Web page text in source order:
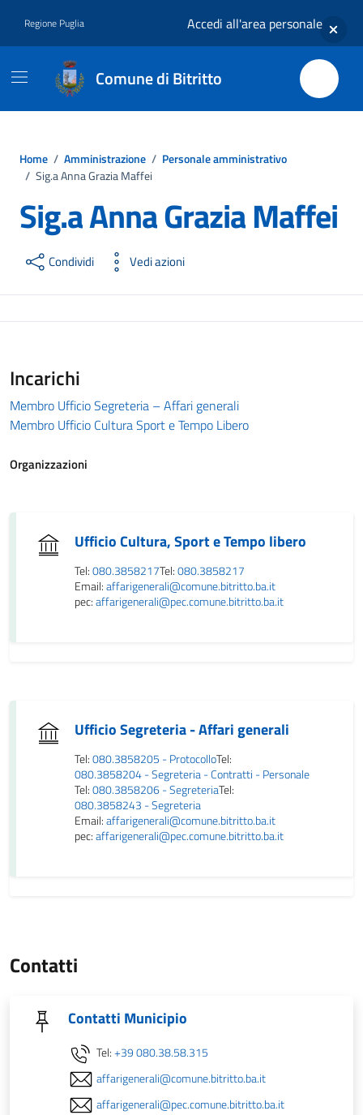
Regione Puglia Accedi all'area personale
Comune di Bitritto
Home / Amministrazione / Personale amministrativo
/ Sig.a Anna Grazia Maffei
Sig.a Anna Grazia Maffei
Condividi Vedi azioni
Incarichi
Membro Ufficio Segreteria – Affari generali
Membro Ufficio Cultura Sport e Tempo Libero
Organizzazioni
Ufficio Cultura, Sport e Tempo libero
Tel:080.3858217Tel:080.3858217
Email:affarigenerali@comune.bitritto.ba.it
pec:affarigenerali@pec.comune.bitritto.ba.it
Ufficio Segreteria - Affari generali
Tel:080.3858205 - ProtocolloTel:
080.3858204 - Segreteria - Contratti - Personale
Tel:080.3858206 - SegreteriaTel:
080.3858243 - Segreteria
Email:affarigenerali@comune.bitritto.ba.it
pec:affarigenerali@pec.comune.bitritto.ba.it
Contatti
Contatti Municipio
Tel:+39 080.38.58.315
affarigenerali@comune.bitritto.ba.it
affarigenerali@pec.comune.bitritto.ba.it